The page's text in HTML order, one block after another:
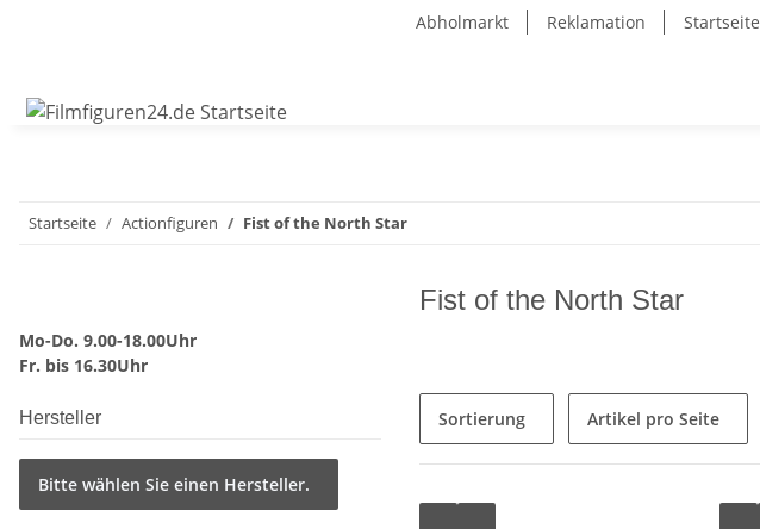
Abholmarkt Reklamation Startseite
Startseite Actionfiguren Fist of the North Star
Fist of the North Star
Sortierung Artikel pro Seite
Mo-Do. 9.00-18.00Uhr
Fr. bis 16.30Uhr
Hersteller
Bitte wählen Sie einen Hersteller.